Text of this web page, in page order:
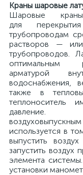
Краны шаровые
Шаровые
для
трубопроводам
растворов —
трубопроводов.
арматурой
водоснабжения,
также в
теплоноситель
используется в
выпустить
запустить воздух
элемента
установки